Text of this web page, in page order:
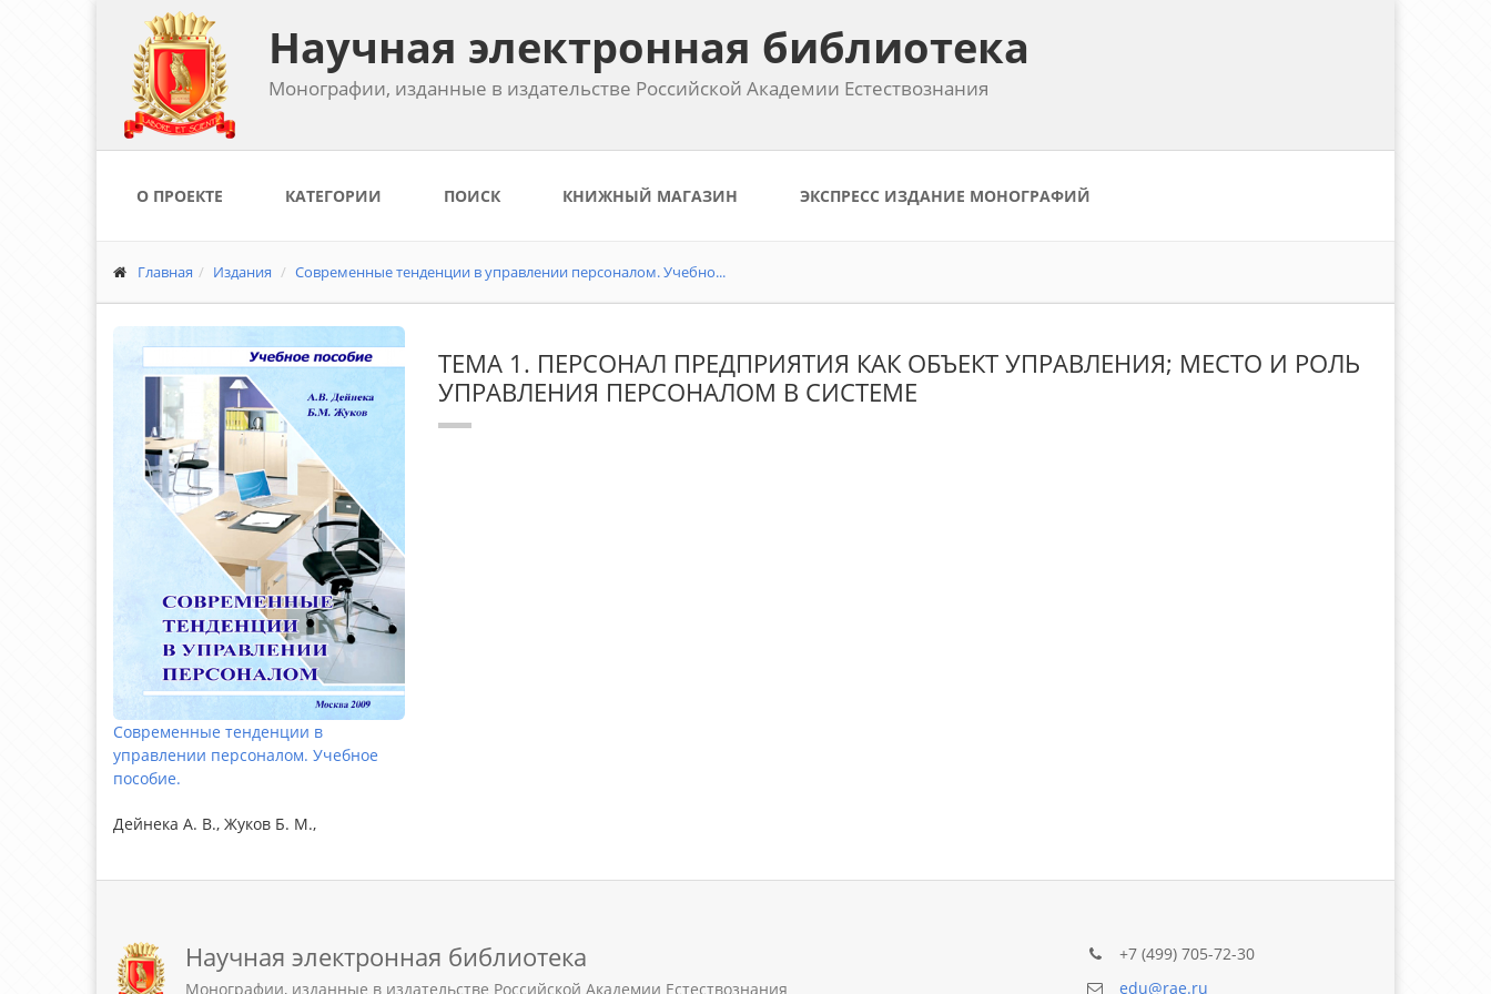
Научная электронная библиотека
Монографии, изданные в издательстве Российской Академии Естествознания
О ПРОЕКТЕ КАТЕГОРИИ ПОИСК КНИЖНЫЙ МАГАЗИН ЭКСПРЕСС ИЗДАНИЕ МОНОГРАФИЙ
Главная Издания Современные тенденции в управлении персоналом. Учебно...
Современные тенденции в
управлении персоналом. Учебное
пособие.
Дейнека А. В., Жуков Б. М.,
ТЕМА 1. ПЕРСОНАЛ ПРЕДПРИЯТИЯ КАК ОБЪЕКТ УПРАВЛЕНИЯ; МЕСТО И РОЛЬ
УПРАВЛЕНИЯ ПЕРСОНАЛОМ В СИСТЕМЕ
Научная электронная библиотека
Монографии, изданные в издательстве Российской Академии Естествознания
+7 (499) 705-72-30
edu@rae.ru